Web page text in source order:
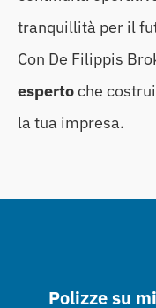
tranquillità per il
Con De Filippis
espertoche
la tua impresa.
Polizze su